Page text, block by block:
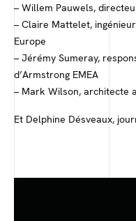
– Willem Pauwels,
– Claire Mattelet,
Europe
– Jérémy Sumeray,
d’Armstrong EMEA
– Mark Wilson, architecte
Et Delphine Désveaux,